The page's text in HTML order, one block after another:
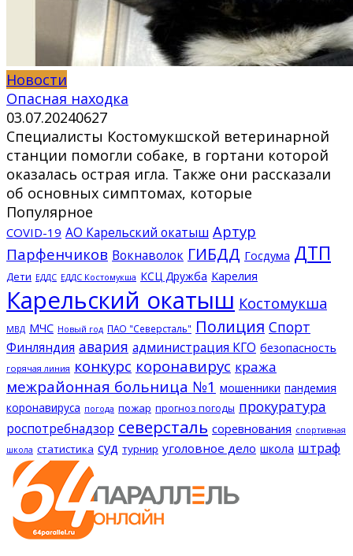
Новости
Опасная находка
03.07.20240627
Специалисты Костомукшской ветеринарной
станции помогли собаке, в гортани которой
оказалась острая игла. Также они рассказали
об основных симптомах, которые
Популярное
COVID-19 АО Карельский окатыш Артур
Парфенчиков Вокнаволок ГИБДД Госдума ДТП
Дети ЕДДС ЕДДС Костомукша КСЦ Дружба Карелия
Карельский окатыш Костомукша
МВД МЧС Новый год ПАО "Северсталь" Полиция Спорт
Финляндия авария администрация КГО безопасность
горячая линия конкурс коронавирус кража
межрайонная больница №1 мошенники пандемия
коронавируса погода пожар прогноз погоды прокуратура
роспотребнадзор северсталь соревнования спортивная
школа статистика суд турнир уголовное дело школа штраф